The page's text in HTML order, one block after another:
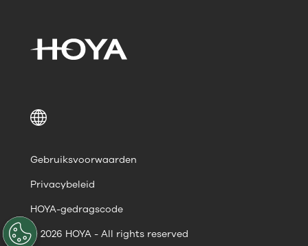
© 2026 HOYA - All rights reserved
Gebruiksvoorwaarden
Privacybeleid
HOYA-gedragscode